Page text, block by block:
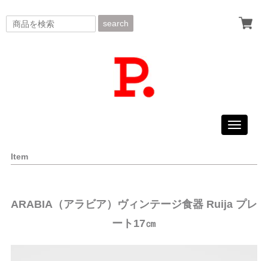
search
Toggle
Item
ARABIA（アラビア）ヴィンテージ食器 Ruija プレ
ート17㎝